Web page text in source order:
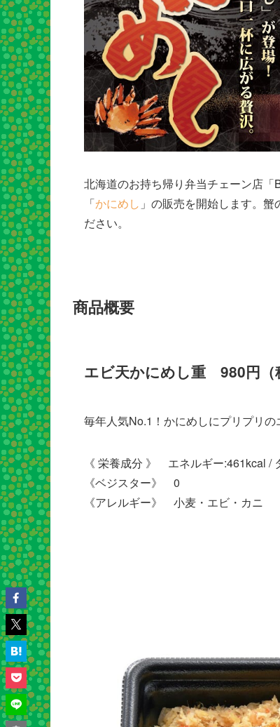
北海道のお持ち帰り弁当チェーン店
「かにめし 」の販売を開始します。
ださい。
商品概要
エビ天かにめし重 980円（
毎年人気No.1！かにめしにプリプリの
《 栄養成分 》 エネルギー:461kcal /
《ベジスター》 0
《アレルギー》 小麦・エビ・カニ